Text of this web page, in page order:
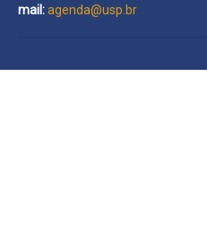
mail:agenda@usp.br